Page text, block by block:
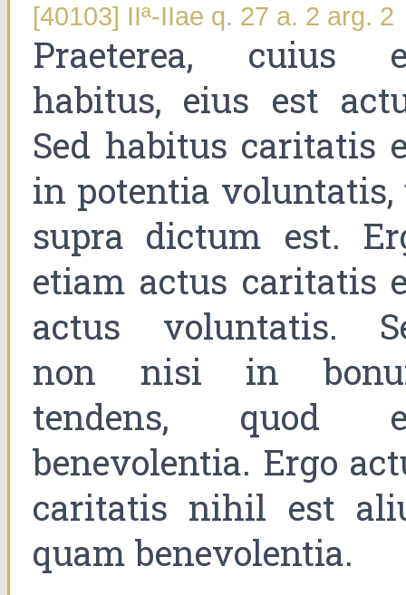
[40103] IIª-IIae q. 27 a. 2 arg. 2
Praeterea, cuius
habitus, eius est
Sed habitus caritatis
in potentia voluntatis,
supra dictum est.
etiam actus caritatis
actus voluntatis.
non nisi in
tendens, quod
benevolentia. Ergo
caritatis nihil est
quam benevolentia.